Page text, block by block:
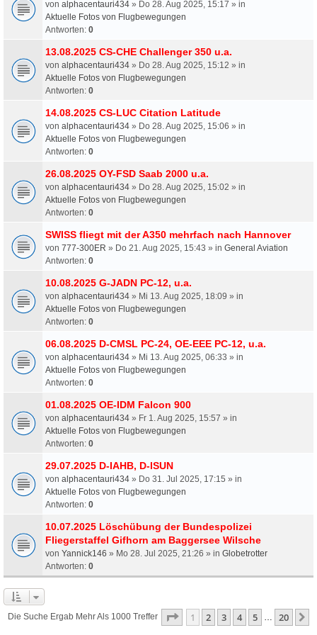
von alphacentauri434 » Do 28. Aug 2025, 15:17 » in
Aktuelle Fotos von Flugbewegungen
Antworten: 0
13.08.2025 CS-CHE Challenger 350 u.a.
von alphacentauri434 » Do 28. Aug 2025, 15:12 » in
Aktuelle Fotos von Flugbewegungen
Antworten: 0
14.08.2025 CS-LUC Citation Latitude
von alphacentauri434 » Do 28. Aug 2025, 15:06 » in
Aktuelle Fotos von Flugbewegungen
Antworten: 0
26.08.2025 OY-FSD Saab 2000 u.a.
von alphacentauri434 » Do 28. Aug 2025, 15:02 » in
Aktuelle Fotos von Flugbewegungen
Antworten: 0
SWISS fliegt mit der A350 mehrfach nach Hannover
von 777-300ER » Do 21. Aug 2025, 15:43 » in General Aviation
Antworten: 0
10.08.2025 G-JADN PC-12, u.a.
von alphacentauri434 » Mi 13. Aug 2025, 18:09 » in
Aktuelle Fotos von Flugbewegungen
Antworten: 0
06.08.2025 D-CMSL PC-24, OE-EEE PC-12, u.a.
von alphacentauri434 » Mi 13. Aug 2025, 06:33 » in
Aktuelle Fotos von Flugbewegungen
Antworten: 0
01.08.2025 OE-IDM Falcon 900
von alphacentauri434 » Fr 1. Aug 2025, 15:57 » in
Aktuelle Fotos von Flugbewegungen
Antworten: 0
29.07.2025 D-IAHB, D-ISUN
von alphacentauri434 » Do 31. Jul 2025, 17:15 » in
Aktuelle Fotos von Flugbewegungen
Antworten: 0
10.07.2025 Löschübung der Bundespolizei
Fliegerstaffel Gifhorn am Baggersee Wilsche
von Yannick146 » Mo 28. Jul 2025, 21:26 » in Globetrotter
Antworten: 0
Die Suche Ergab Mehr Als 1000 Treffer Seite 1Von 20
1 2 3 4 5 … 20